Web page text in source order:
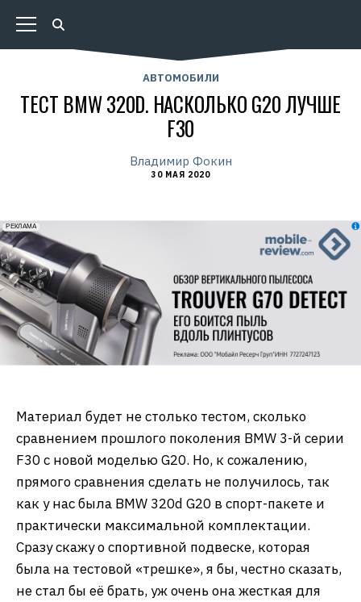
АВТОМОБИЛИ
ТЕСТ BMW 320D. НАСКОЛЬКО G20 ЛУЧШЕ
F30
Владимир Фокин
30 МАЯ 2020
erid: 2VfnxxmNzs5
РЕКЛАМА
Материал будет не столько тестом, сколько
сравнением прошлого поколения BMW 3-й серии
F30 с новой моделью G20. Но, к сожалению,
прямого сравнения сделать не получилось, так
как у нас была BMW 320d G20 в спорт-пакете и
практически максимальной комплектации.
Сразу скажу о спортивной подвеске, которая
была на тестовой «трешке», я бы, честно сказать,
не стал бы её брать, уж очень она жесткая для